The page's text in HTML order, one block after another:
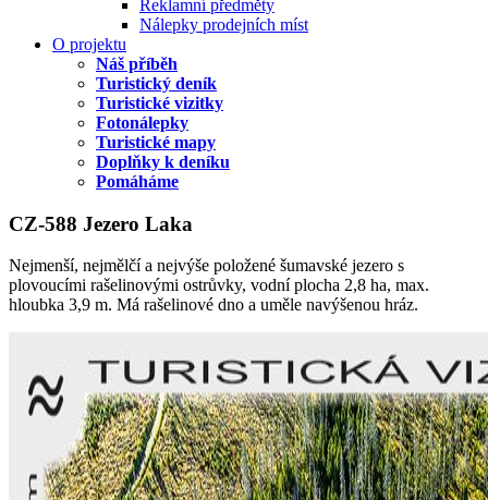
Reklamní předměty
Nálepky prodejních míst
O projektu
Náš příběh
Turistický deník
Turistické vizitky
Fotonálepky
Turistické mapy
Doplňky k deníku
Pomáháme
CZ-588 Jezero Laka
Nejmenší, nejmělčí a nejvýše položené šumavské jezero s
plovoucími rašelinovými ostrůvky, vodní plocha 2,8 ha, max.
hloubka 3,9 m. Má rašelinové dno a uměle navýšenou hráz.